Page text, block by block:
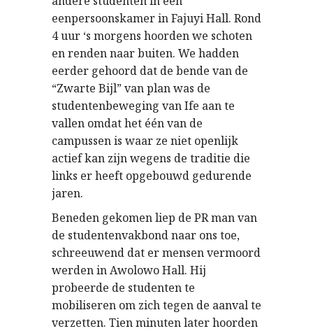
eenpersoonskamer in Fajuyi Hall. Rond
4 uur ‘s morgens hoorden we schoten
en renden naar buiten. We hadden
eerder gehoord dat de bende van de
“Zwarte Bijl” van plan was de
studentenbeweging van Ife aan te
vallen omdat het één van de
campussen is waar ze niet openlijk
actief kan zijn wegens de traditie die
links er heeft opgebouwd gedurende
jaren.
Beneden gekomen liep de PR man van
de studentenvakbond naar ons toe,
schreeuwend dat er mensen vermoord
werden in Awolowo Hall. Hij
probeerde de studenten te
mobiliseren om zich tegen de aanval te
verzetten. Tien minuten later hoorden